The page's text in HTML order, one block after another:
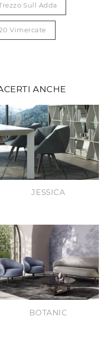
Sull Adda
Vimercate
ANCHE
JESSICA
BOTANIC